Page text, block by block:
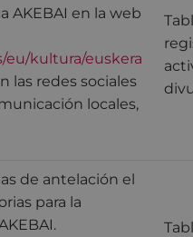
AKEBAI en la web
eu/kultura/euskera
las redes sociales
locales,
de antelación el
para la